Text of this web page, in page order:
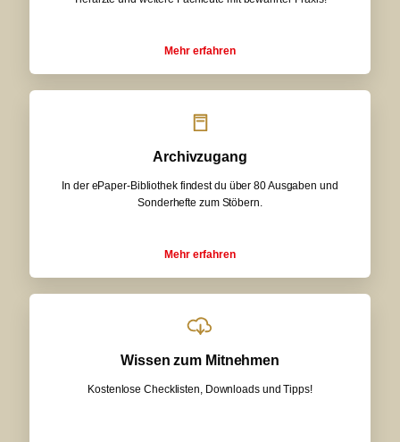
Mehr erfahren
Archivzugang
In der ePaper-Bibliothek findest du über 80 Ausgaben und
Sonderhefte zum Stöbern.
Mehr erfahren
Wissen zum Mitnehmen
Kostenlose Checklisten, Downloads und Tipps!